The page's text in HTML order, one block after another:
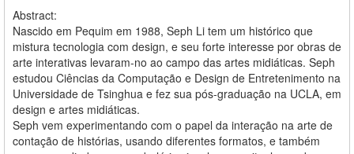
Abstract:
Nascido em Pequim em 1988, Seph Li tem um histórico que
mistura tecnologia com design, e seu forte interesse por obras de
arte interativas levaram-no ao campo das artes midiáticas. Seph
estudou Ciências da Computação e Design de Entretenimento na
Universidade de Tsinghua e fez sua pós-graduação na UCLA, em
design e artes midiáticas.
Seph vem experimentando com o papel da interação na arte de
contação de histórias, usando diferentes formatos, e também